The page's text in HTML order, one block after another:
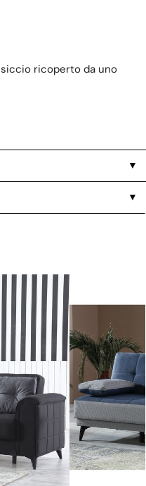
ricoperto da uno
▼
▼